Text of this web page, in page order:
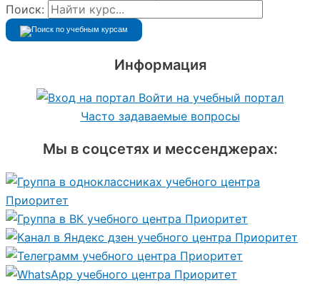
Поиск:
Информация
Войти на учебный портал
Часто задаваемые вопросы
Мы в соцсетях и мессенджерах: